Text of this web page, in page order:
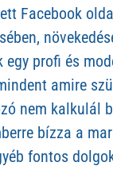
Facebook
egy profi és
amire
nem kalkulál
bízza a
fontos